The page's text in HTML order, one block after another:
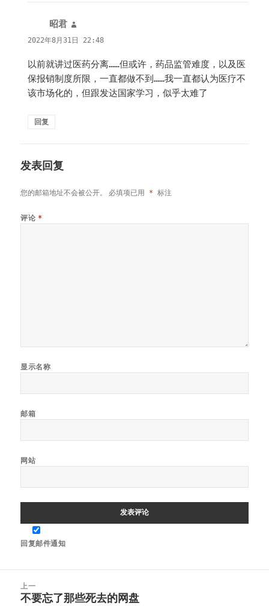
昭君
道：
2022年8月31日 22:48
以前就讲过医药分离……但或许，药品监管难度，以及医
保报销制度所限，一直都做不到……我一直都认为医疗不
该市场化的，但跟发达国家学习，似乎太难了
回复
发表回复
您的邮箱地址不会被公开。 必填项已用 * 标注
评论 *
显示名称
邮箱
网站
回复邮件通知
上一
上
不要忘了那些死去的网盘